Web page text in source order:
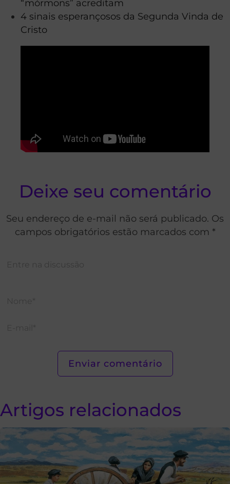
“mórmons” acreditam
4 sinais esperançosos da Segunda Vinda de
Cristo
Deixe seu comentário
Seu endereço de e-mail não será publicado. Os
campos obrigatórios estão marcados com *
Artigos relacionados